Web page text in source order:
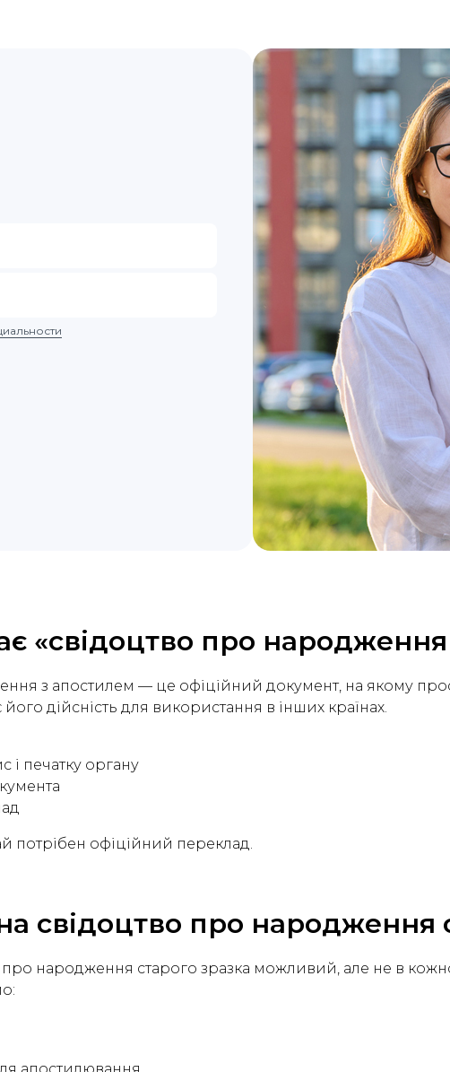
«свідоцтво про
з апостилем — це офіційний документ, на якому
дійсність для використання в інших країнах.
і печатку органу
потрібен офіційний переклад.
свідоцтво про народження
про народження старого зразка можливий, але не в